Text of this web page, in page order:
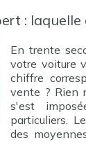
: laquelle
En trente
votre voiture
chiffre
vente ? Rien
s'est
particuliers.
des
Résultat :